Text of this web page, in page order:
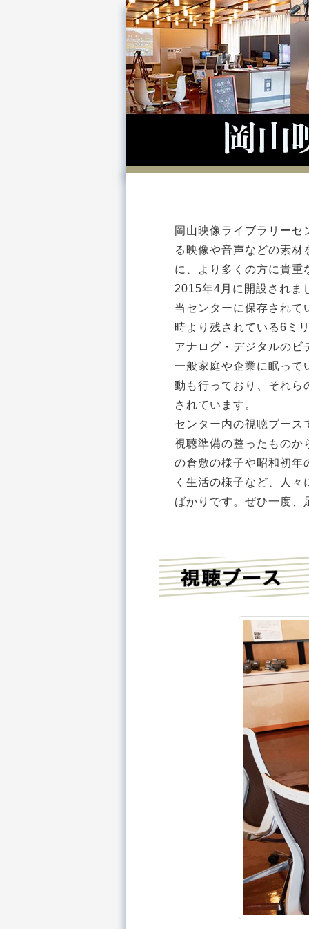
岡山映像ライブラリー
る映像や音声などの素材
に、より多くの方に貴重
2015年4月に開設されま
当センターに保存され
時より残されている6ミ
アナログ・デジタルのビ
一般家庭や企業に眠って
動も行っており、それら
されています。
センター内の視聴ブース
視聴準備の整ったものか
の倉敷の様子や昭和初年
く生活の様子など、人
ばかりです。ぜひ一度、